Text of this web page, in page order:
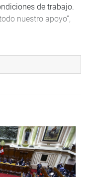
de trabajo.
nuestro apoyo”,